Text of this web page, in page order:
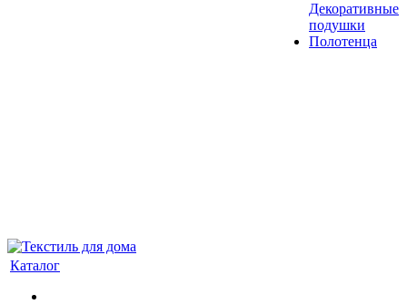
Декоративные
подушки
Полотенца
Каталог